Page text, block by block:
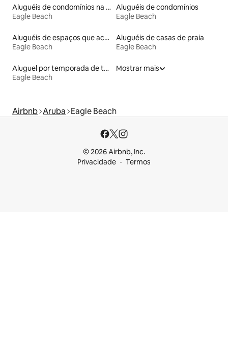
Aluguéis de condomínios na praia
Eagle Beach
Aluguéis de condomínios
Eagle Beach
Aluguéis de espaços que aceitam animais de estimação
Eagle Beach
Aluguéis de casas de praia
Eagle Beach
Aluguel por temporada de townhouses
Eagle Beach
Mostrar mais
Airbnb Aruba Eagle Beach
© 2026 Airbnb, Inc.
Privacidade
Termos